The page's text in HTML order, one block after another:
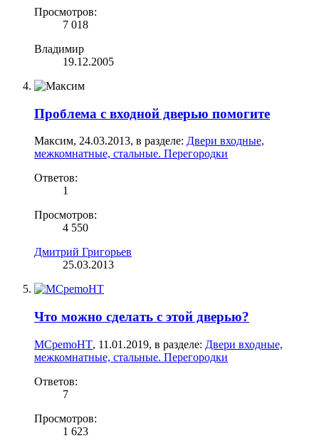
Просмотров:
7 018
Владимир
19.12.2005
Проблема с входной дверью помогите
Максим, 24.03.2013, в разделе: Двери входные,
межкомнатные, стальные. Перегородки
Ответов:
1
Просмотров:
4 550
Дмитрий Григорьев
25.03.2013
Что можно сделать с этой дверью?
MCpemoHT, 11.01.2019, в разделе: Двери входные,
межкомнатные, стальные. Перегородки
Ответов:
7
Просмотров:
1 623